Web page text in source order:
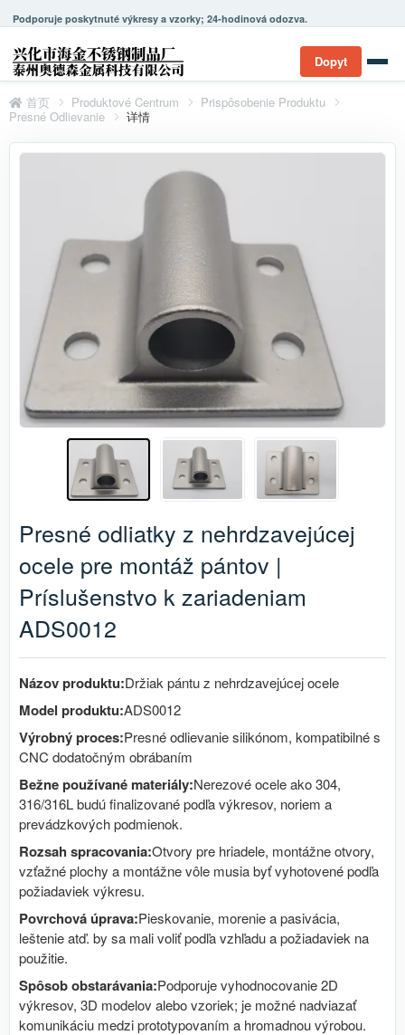
Podporuje poskytnuté výkresy a vzorky; 24-hodinová odozva.
Dopyt
首页 Produktové Centrum
Prispôsobenie Produktu
Presné Odlievanie
详情
Presné odliatky z nehrdzavejúcej
ocele pre montáž pántov |
Príslušenstvo k zariadeniam
ADS0012
Názov produktu:Držiak pántu z nehrdzavejúcej ocele
Model produktu:ADS0012
Výrobný proces:Presné odlievanie silikónom, kompatibilné s
CNC dodatočným obrábaním
Bežne používané materiály:Nerezové ocele ako 304,
316/316L budú finalizované podľa výkresov, noriem a
prevádzkových podmienok.
Rozsah spracovania:Otvory pre hriadele, montážne otvory,
vzťažné plochy a montážne vôle musia byť vyhotovené podľa
požiadaviek výkresu.
Povrchová úprava:Pieskovanie, morenie a pasivácia,
leštenie atď. by sa mali voliť podľa vzhľadu a požiadaviek na
použitie.
Spôsob obstarávania:Podporuje vyhodnocovanie 2D
výkresov, 3D modelov alebo vzoriek; je možné nadviazať
komunikáciu medzi prototypovaním a hromadnou výrobou.